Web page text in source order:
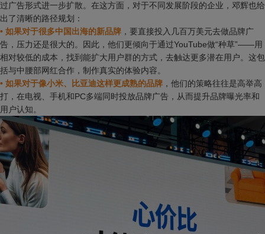
过广告形式进一步扩散。在这方面，对于不同发展阶段的企业，邓辉也给
出了清晰的路径规划：
• 如果对于很多中国出海的新品牌 ，要直接投入几百万美元去做品牌广
告，压力还是很大的。因此，他们更倾向于通过YouTube做“种草”——用
相对较低的成本，找到能扩大用户群的方式，去触达更多潜在用户。这包
括与中腰部网红合作，制作真实的体验内容。
• 如果对于像小米、比亚迪这样更成熟的品牌 ，他们的策略往往是高举高
打，在电视、手机和PC多端同时投放品牌广告，从而提升品牌曝光率和
用户认知。